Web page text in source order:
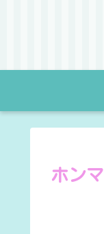
ホン